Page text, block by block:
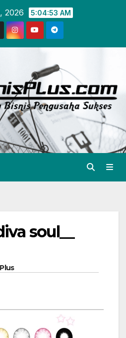
2026 5:04:53 AM
soul__